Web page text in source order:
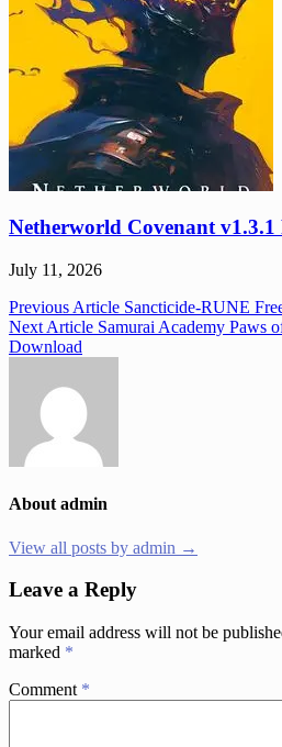
Netherworld Covenant v1.3.1
July 11, 2026
Post
navigation
Previous Article Sancticide-RUNE
Next Article Samurai Academy Paws
Download
About admin
View all posts by admin →
Leave a Reply
Your email address will not be
marked *
Comment *